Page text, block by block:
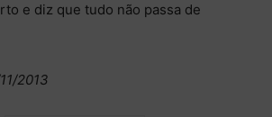
e diz que tudo não passa de
2013